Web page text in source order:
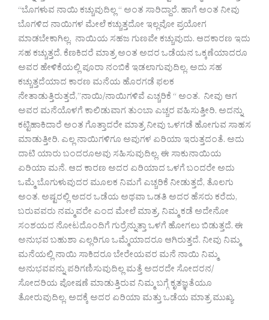
“ಬೊಗಳುವ ನಾಯಿ ಕಚ್ಚುವುದಿಲ್ಲ “ ಅಂತ ಸಾರಿದ್ದಾರೆ. ಹಾಗೆ ಅಂತ ನೀವು
ಬೊಗಳಿದ ನಾಯಿಗಳ ಮೇಲೆ ಕಚ್ಚುತ್ತದೋ ಇಲ್ಲವೋ ಪ್ರಯೋಗ
ಮಾಡಬೇಕಾಗಿಲ್ಲ. ನಾಯಿಯ ಸಹಜ ಗುಣವೇ ಕಚ್ಚುವುದು. ಆದಕಾರಣ ಇದು
ಸಹ ಕಚ್ಚುತ್ತದೆ. ಕೆಣಕಿದರೆ ಮಾತ್ರ ಅಂತ ಅದರ ಒಡೆಯನ ಒಕ್ಕಣೆಯಾದರೂ
ಅವರ ಹೇಳಿಕೆಯಲ್ಲಿ ಪೂರಾ ನಂಬಿಕೆ ಇಡಲಾಗುವುದಿಲ್ಲ. ಅದು ಸಹ
ಕಚ್ಚುತ್ತದೆಯಾದ ಕಾರಣ ಮನೆಯ ಹೊರಗಡೆ ಫಲಕ
ನೇತಾಡುತ್ತಿರುತ್ತದೆ,”ನಾಯಿ/ನಾಯಿಗಳಿವೆ ಎಚ್ಚರಿಕೆ “ ಅಂತ. ನೀವು ಆಗ
ಅವರ ಮನೆಯೊಳಗೆ ಕಾಲಿಡುವಾಗ ತುಂಬಾ ಎಚ್ಚರ ವಹಿಸುತ್ತೀರಿ. ಅದನ್ನು
ಕಟ್ಟಿಹಾಕಿದಾರೆ ಅಂತ ಗೊತ್ತಾದರೇ ಮಾತ್ರ ನೀವು ಒಳಗಡೆ ಹೋಗುವ ಸಾಹಸ
ಮಾಡುತ್ತೀರಿ. ಎಲ್ಲ ನಾಯಿಗಳಿಗೂ ಅವುಗಳ ಏರಿಯಾ ಇರುತ್ತದಂತೆ. ಅದು
ದಾಟಿ ಯಾರು ಬಂದರೂಅವು ಸಹಿಸುವುದಿಲ್ಲ. ಈ ಸಾಕುನಾಯಿಯ
ಏರಿಯಾ ಮನೆ. ಆದ ಕಾರಣ ಅದರ ಏರಿಯಾದ ಒಳಗೆ ಬಂದರೇ ಅದು
ಒಮ್ಮೆ ಬೊಗುಳುವುದರ ಮೂಲಕ ನಿಮಗೆ ಎಚ್ಚರಿಕೆ ನೀಡುತ್ತದೆ, ತೊಲಗು
ಅಂತ. ಅಷ್ಟರಲ್ಲಿ ಅದರ ಒಡೆಯ ಅಥವಾ ಒಡತಿ ಅದರ ಹೆಸರು ಕರೆದು,
ಬರುವವರು ನಮ್ಮವರೇ ಎಂದ ಮೇಲೆ ಮಾತ್ರ, ನಿಮ್ಮ ಕಡೆ ಅದೇನೋ
ಸಂಶಯದ ನೋಟದೊಂದಿಗೆ ಗುರ್ರೆನ್ನುತ್ತಾ ಒಳಗೆ ಹೋಗಲು ಬಿಡುತ್ತದೆ. ಈ
ಅನುಭವ ಬಹುಶಾ ಎಲ್ಲರಿಗೂ ಒಮ್ಮೆಯಾದರೂ ಆಗಿರುತ್ತದೆ. ನೀವು ನಿಮ್ಮ
ಮನೆಯಲ್ಲಿ ನಾಯಿ ಸಾಕಿದರೂ ಬೇರೇಯವರ ಮನೆ ನಾಯಿ ನಿಮ್ಮ
ಅನುಭವವನ್ನು ಪರಿಗಣಿಸುವುದಿಲ್ಲ ಮತ್ತೆ ಅದರದೇ ಸೋದರನ/
ಸೋದರಿಯ ಪೋಷಣೆ ಮಾಡುತ್ತಿರುವ ನಿಮ್ಮ ಬಗ್ಗೆ ಕೃತಜ್ಞತೆಯೂ
ತೋರುವುದಿಲ್ಲ. ಅದಕ್ಕೆ ಅದರ ಏರಿಯಾ ಮತ್ತು ಒಡೆಯ ಮಾತ್ರ ಮುಖ್ಯ.